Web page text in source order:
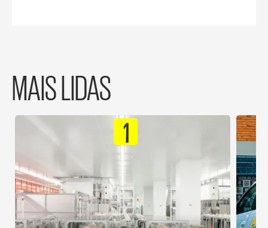
MAIS LIDAS
1